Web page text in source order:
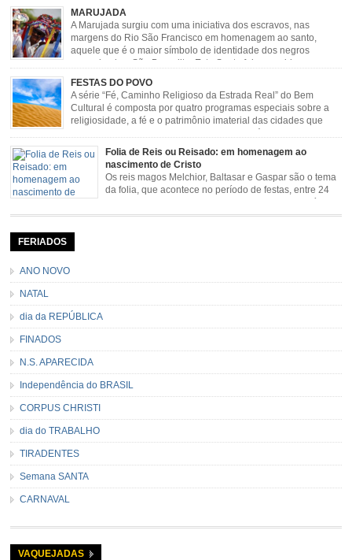
de boi, carreteada, carreiros, candeeiros, boiadas, carapinas, artesãos,
exposição agropecuária, ou seja é um ponto forte […]
MARUJADA
A Marujada surgiu com uma iniciativa dos escravos, nas
margens do Rio São Francisco em homenagem ao santo,
aquele que é o maior símbolo de identidade dos negros
escravizados, São Benedito. Este Santo foi assumido como
sendo milagroso e grande protetor de suas causas. o ponto alto da festa de
São Benedito é a Marujada. […]
FESTAS DO POVO
A série “Fé, Caminho Religioso da Estrada Real” do Bem
Cultural é composta por quatro programas especiais sobre a
religiosidade, a fé e o patrimônio imaterial das cidades que
fazem parte rota religiosa que liga os Santuários de Nossa
Senhora da Piedade (MG) e Nossa Senhora da Conceição Aparecida (SP)
pela Estrada Real. Quarto episódio […]
Folia de Reis ou Reisado: em homenagem ao
nascimento de Cristo
Os reis magos Melchior, Baltasar e Gaspar são o tema
da folia, que acontece no período de festas, entre 24
de dezembro e 06 de janeiro. Durante a festa, o líder e
seu contramestre lideram a música e o canto do grupo, passando pela
FERIADOS
ANO NOVO
NATAL
dia da REPÚBLICA
FINADOS
N.S. APARECIDA
Independência do BRASIL
CORPUS CHRISTI
dia do TRABALHO
TIRADENTES
Semana SANTA
CARNAVAL
VAQUEJADAS